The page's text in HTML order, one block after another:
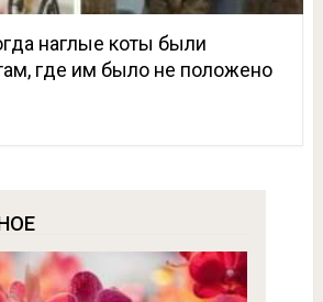
наглые коты были
где им было не положено